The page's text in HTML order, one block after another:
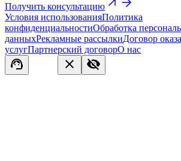
Получить консультацию
Условия использованияПолитика
конфиденциальностиОбработка
данныхРекламные рассылкиДоговор
услугПартнерский договорО нас